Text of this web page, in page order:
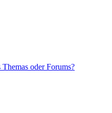
oder Forums?